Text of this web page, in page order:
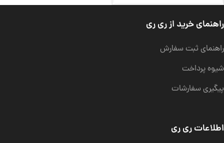
راهنمای خرید از ری ری
راهنمای ثبت سفارش
شیوه پرداخت
پیگیری سفارشات
اطلاعات ری ری